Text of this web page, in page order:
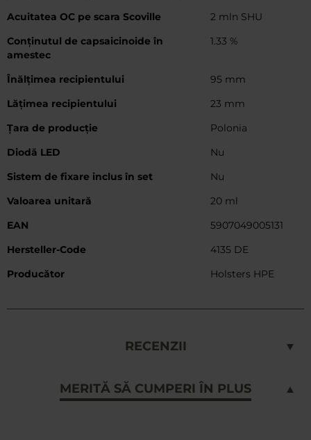
Acuitatea OC pe scara Scoville
2 mln SHU
Conținutul de capsaicinoide în
amestec
1.33 %
Înălțimea recipientului
95 mm
Lățimea recipientului
23 mm
Țara de producție
Polonia
Diodă LED
Nu
Sistem de fixare inclus în set
Nu
Valoarea unitară
20 ml
EAN
5907049005131
Hersteller-Code
4135 DE
Producător
Holsters HPE
RECENZII
MERITĂ SĂ CUMPERI ÎN PLUS